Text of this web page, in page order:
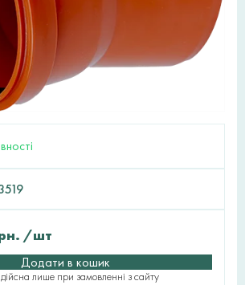
/шт
Додати в кошик
лише при замовленні з сайту